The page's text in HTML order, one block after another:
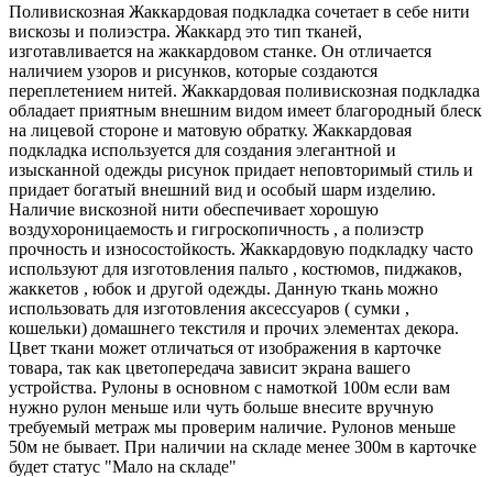
Поливискозная Жаккардовая подкладка сочетает в себе нити
вискозы и полиэстра. Жаккард это тип тканей,
изготавливается на жаккардовом станке. Он отличается
наличием узоров и рисунков, которые создаются
переплетением нитей. Жаккардовая поливискозная подкладка
обладает приятным внешним видом имеет благородный блеск
на лицевой стороне и матовую обратку. Жаккардовая
подкладка используется для создания элегантной и
изысканной одежды рисунок придает неповторимый стиль и
придает богатый внешний вид и особый шарм изделию.
Наличие вискозной нити обеспечивает хорошую
воздухороницаемость и гигроскопичность , а полиэстр
прочность и износостойкость. Жаккардовую подкладку часто
используют для изготовления пальто , костюмов, пиджаков,
жаккетов , юбок и другой одежды. Данную ткань можно
использовать для изготовления аксессуаров ( сумки ,
кошельки) домашнего текстиля и прочих элементах декора.
Цвет ткани может отличаться от изображения в карточке
товара, так как цветопередача зависит экрана вашего
устройства. Рулоны в основном с намоткой 100м если вам
нужно рулон меньше или чуть больше внесите вручную
требуемый метраж мы проверим наличие. Рулонов меньше
50м не бывает. При наличии на складе менее 300м в карточке
будет статус "Мало на складе"